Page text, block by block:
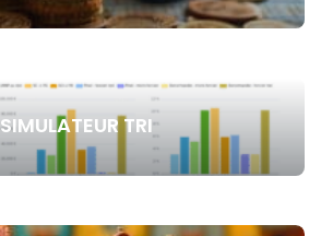
SIMULATEUR TRI